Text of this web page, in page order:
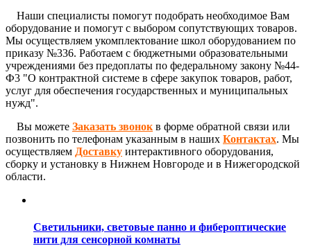
Наши специалисты помогут подобрать необходимое Вам
оборудование и помогут с выбором сопутствующих товаров.
Мы осуществляем укомплектование школ оборудованием по
приказу №336. Работаем с бюджетными образовательными
учреждениями без предоплаты по федеральному закону №44-
Ф3 "О контрактной системе в сфере закупок товаров, работ,
услуг для обеспечения государственных и муниципальных
нужд".
Вы можете Заказать звонок в форме обратной связи или
позвонить по телефонам указанным в наших Контактах. Мы
осуществляем Доставку интерактивного оборудования,
сборку и установку в Нижнем Новгороде и в Нижегородской
области.
Светильники, световые панно и фибероптические
нити для сенсорной комнаты